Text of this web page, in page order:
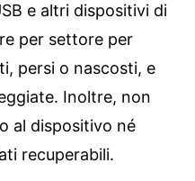
e altri dispositivi di
per settore per
persi o nascosti, e
Inoltre, non
al dispositivo né
recuperabili.